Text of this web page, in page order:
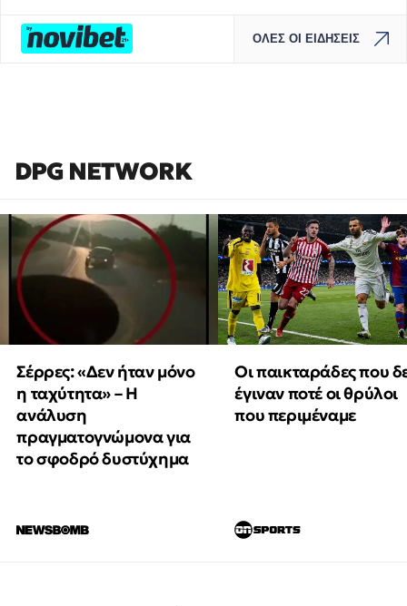
ΟΛΕΣ ΟΙ ΕΙΔΗΣΕΙΣ
DPG NETWORK
Σέρρες: «Δεν ήταν μόνο
η ταχύτητα» – Η
ανάλυση
πραγματογνώμονα για
το σφοδρό δυστύχημα
Οι παικταράδες που
έγιναν ποτέ οι θρύλοι
που περιμέναμε